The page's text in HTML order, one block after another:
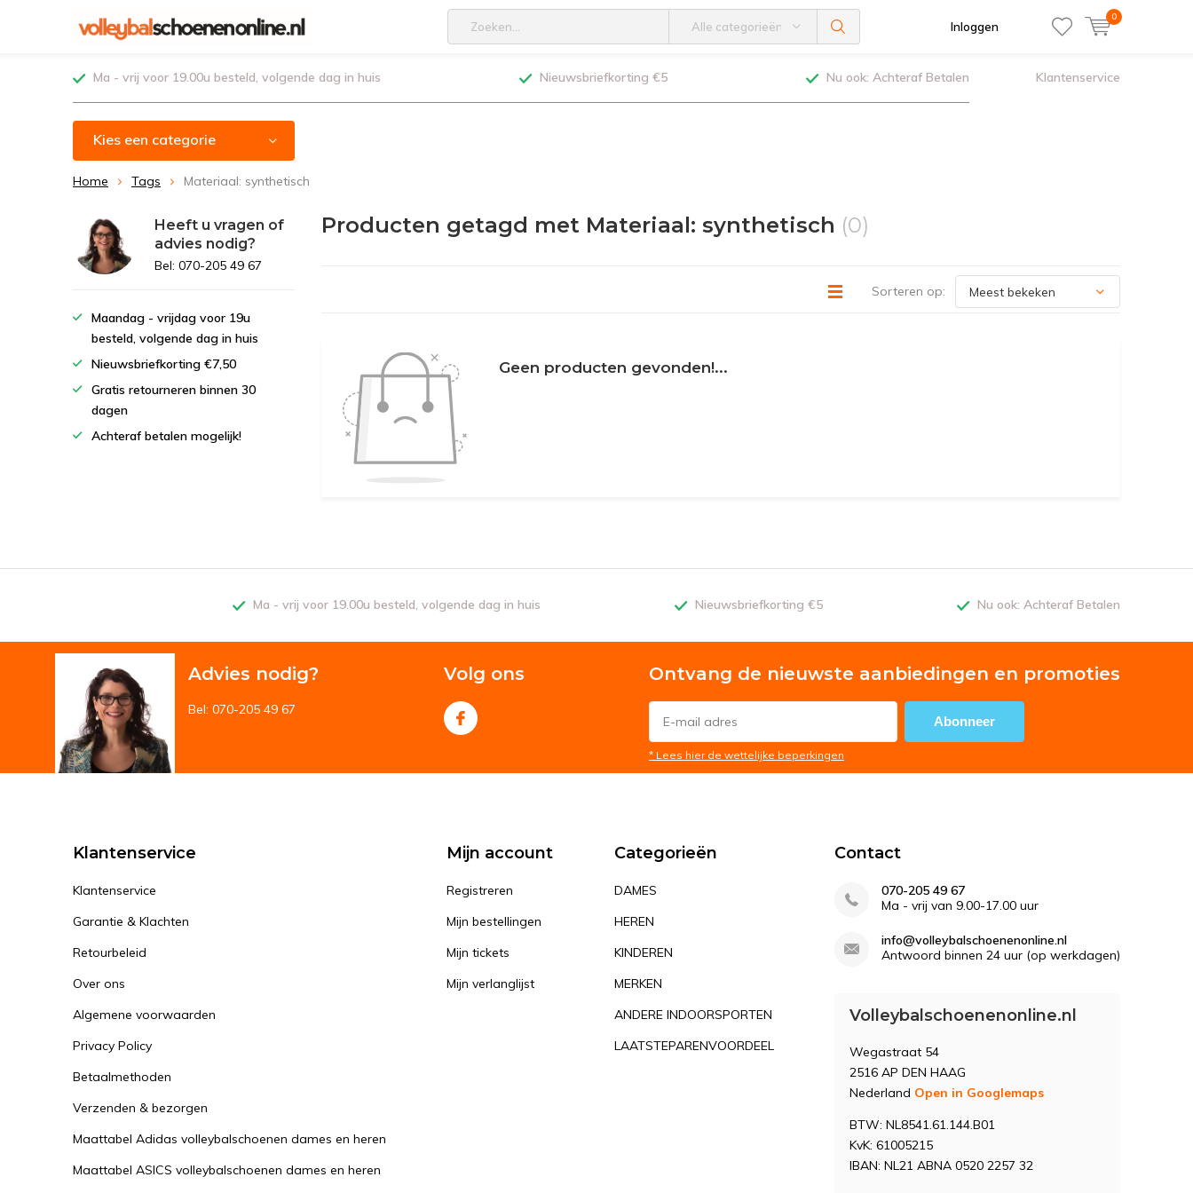
Alle categorieën Inloggen
0
Ma - vrij voor 19.00u besteld, volgende dag in huis Nieuwsbriefkorting €5 Nu ook: Achteraf Betalen Klantenservice
Kies een categorie
Home Tags Materiaal: synthetisch
Producten getagd met Materiaal: synthetisch (0)
Sorteren op:
Geen producten gevonden!...
Heeft u vragen of
advies nodig?
Bel: 070-205 49 67
Maandag - vrijdag voor 19u
besteld, volgende dag in huis
Nieuwsbriefkorting €7,50
Gratis retourneren binnen 30
dagen
Achteraf betalen mogelijk!
Ma - vrij voor 19.00u besteld, volgende dag in huis Nieuwsbriefkorting €5 Nu ook: Achteraf Betalen
Advies nodig?
Bel: 070-205 49 67
Volg ons Ontvang de nieuwste aanbiedingen en promoties
Abonneer
* Lees hier de wettelijke beperkingen
Klantenservice
Klantenservice
Garantie & Klachten
Retourbeleid
Over ons
Algemene voorwaarden
Privacy Policy
Betaalmethoden
Verzenden & bezorgen
Maattabel Adidas volleybalschoenen dames en heren
Maattabel ASICS volleybalschoenen dames en heren
Mijn account
Registreren
Mijn bestellingen
Mijn tickets
Mijn verlanglijst
Categorieën
DAMES
HEREN
KINDEREN
MERKEN
ANDERE INDOORSPORTEN
LAATSTEPARENVOORDEEL
Contact
070-205 49 67
Ma - vrij van 9.00-17.00 uur
info@volleybalschoenenonline.nl
Antwoord binnen 24 uur (op werkdagen)
Volleybalschoenenonline.nl
Wegastraat 54
2516 AP DEN HAAG
Nederland Open in Googlemaps
BTW: NL8541.61.144.B01
KvK: 61005215
IBAN: NL21 ABNA 0520 2257 32